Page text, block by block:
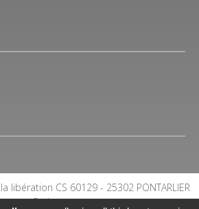
libération CS 60129 - 25302 PONTARLIER
Cedex